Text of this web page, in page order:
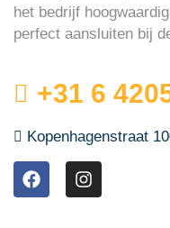
het bedrijf
perfect aansluiten bij
+31 6
Kopenhagenstraat